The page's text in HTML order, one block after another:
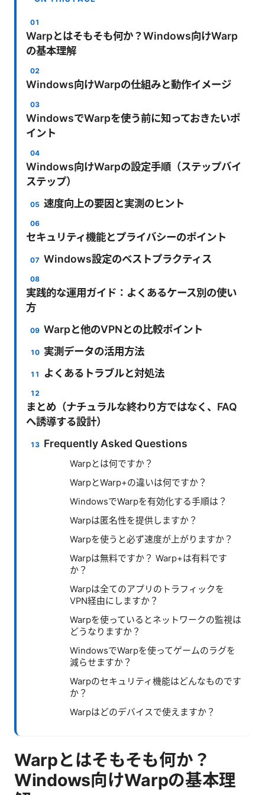
Warpとはそもそも何か？Windows向けWarp
の基本理解
Windows向けWarpの仕組みと動作イメージ
WindowsでWarpを使う前に知っておきたいポ
イント
Windows向けWarpの設定手順（ステップバイ
ステップ）
速度向上の要因と実測のヒント
セキュリティ機能とプライバシーのポイント
Windows設定のベストプラクティス
実践的な運用ガイド：よくあるケース別の使い
方
Warpと他のVPNとの比較ポイント
実測データの活用方法
よくあるトラブルと対処法
まとめ（ナチュラルな終わり方ではなく、FAQ
へ誘導する設計）
Frequently Asked Questions
Warpとは何ですか？
WarpとWarp+の違いは何ですか？
WindowsでWarpを有効化する手順は？
Warpは匿名性を提供しますか？
Warpを使うと必ず速度が上がりますか？
Warpは無料ですか？ Warp+は有料です
か？
Warpは全てのアプリのトラフィックを
VPN経由にしますか？
Warpを使っているとネットワークの監視は
どうなりますか？
WindowsでWarpを使ってゲームのラグを
減らせますか？
Warpのセキュリティ機能はどんなものです
か？
Warpはどのデバイスで使えますか？
Warpとはそもそも何か？
Windows向けWarpの基本理